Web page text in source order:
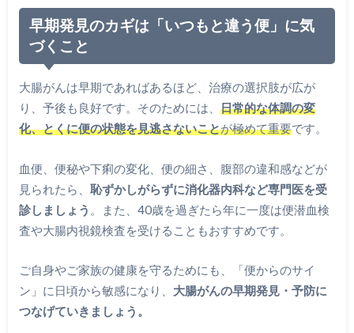
早期発見のカギは「いつもと違う便」に気
づくこと
大腸がんは早期であればあるほど、治療の選択肢が広が
り、予後も良好です。そのためには、 日常的な体調の変
化、とくに便の状態を見逃さないことが極めて重要です。
血便、便秘や下痢の変化、便の細さ、腹部の違和感などが
見られたら、 恥ずかしがらずに消化器内科など専門医を受
診しましょう 。また、40歳を過ぎたら年に一度は便潜血検
査や大腸内視鏡検査を受けることもおすすめです。
ご自身やご家族の健康を守るためにも、「便からのサイ
ン」に日頃から敏感になり、 大腸がんの早期発見・予防に
つなげていきましょう。